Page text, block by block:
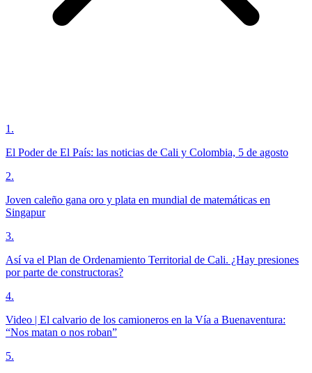
1 .
El Poder de El País: las noticias de Cali y Colombia, 5 de agosto
2.
Joven caleño gana oro y plata en mundial de matemáticas en
Singapur
3.
Así va el Plan de Ordenamiento Territorial de Cali. ¿Hay presiones
por parte de constructoras?
4.
Video | El calvario de los camioneros en la Vía a Buenaventura:
“Nos matan o nos roban”
5.